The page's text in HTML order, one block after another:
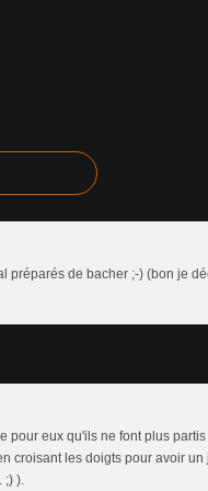
préparés de bacher ;-) (bon je
pour eux qu'ils ne font plus
croisant les doigts pour avoir
;) ).